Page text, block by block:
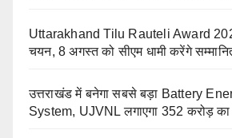
Uttarakhand Tilu Rauteli Award
चयन, 8 अगस्त को सीएम धामी करेंगे
उत्तराखंड में बनेगा सबसे बड़ा Battery
System, UJVNL लगाएगा 352 करोड़ का